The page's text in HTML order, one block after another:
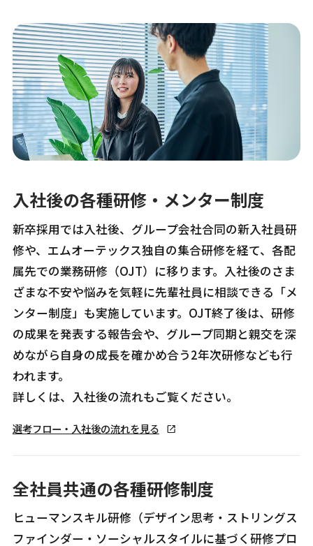
入社後の各種研修・メンター制度
新卒採用では入社後、グループ会社合同の新入社員研
修や、エムオーテックス独自の集合研修を経て、各配
属先での業務研修（OJT）に移ります。入社後のさま
ざまな不安や悩みを気軽に先輩社員に相談できる「メ
ンター制度」も実施しています。OJT終了後は、研修
の成果を発表する報告会や、グループ同期と親交を深
めながら自身の成長を確かめ合う2年次研修なども行
われます。
詳しくは、入社後の流れもご覧ください。
選考フロー・入社後の流れを見る
全社員共通の各種研修制度
ヒューマンスキル研修（デザイン思考・ストリングス
ファインダー・ソーシャルスタイルに基づく研修プロ